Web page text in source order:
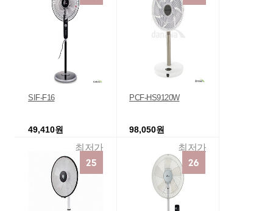
SIF-F16
49,410원
최저가
PCF-HS9120W
98,050원
최저가